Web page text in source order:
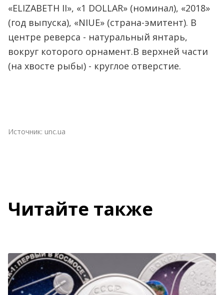
«ELIZABETH II», «1 DOLLAR» (номинал), «2018»
(год выпуска), «NIUE» (страна-эмитент). В
центре реверса - натуральный янтарь,
вокруг которого орнамент.В верхней части
(на хвосте рыбы) - круглое отверстие.
Источник: unc.ua
Читайте также